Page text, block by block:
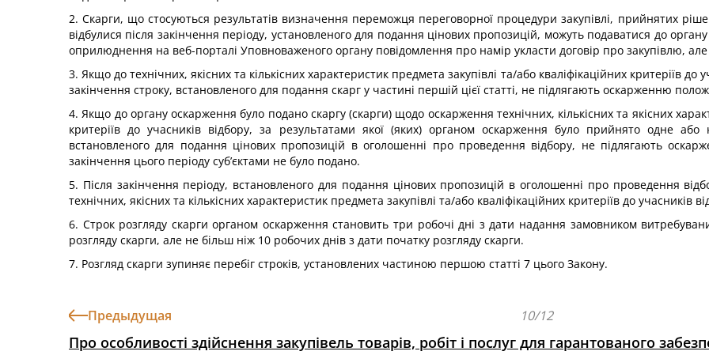
2. Скарги, що стосуються результатів визначення переможця переговорної процедури закупівлі, прийнятих
відбулися після закінчення періоду, установленого для подання цінових пропозицій, можуть подаватися до
оприлюднення на веб-порталі Уповноваженого органу повідомлення про намір укласти договір про закупівлю,
3. Якщо до технічних, якісних та кількісних характеристик предмета закупівлі та/або кваліфікаційних критеріїв
закінчення строку, встановленого для подання скарг у частині першій цієї статті, не підлягають оскарженню
4. Якщо до органу оскарження було подано скаргу (скарги) щодо оскарження технічних, кількісних та якісних
критеріїв до учасників відбору, за результатами якої (яких) органом оскарження було прийнято одне або
встановленого для подання цінових пропозицій в оголошенні про проведення відбору, не підлягають
закінчення цього періоду суб’єктами не було подано.
5. Після закінчення періоду, встановленого для подання цінових пропозицій в оголошенні про проведення
технічних, якісних та кількісних характеристик предмета закупівлі та/або кваліфікаційних критеріїв до учасників
6. Строк розгляду скарги органом оскарження становить три робочі дні з дати надання замовником
розгляду скарги, але не більш ніж 10 робочих днів з дати початку розгляду скарги.
7. Розгляд скарги зупиняє перебіг строків, установлених частиною першою статті 7 цього Закону.
Предыдущая 10/12
Про особливості здійснення закупівель товарів, робіт і послуг для гарантованого